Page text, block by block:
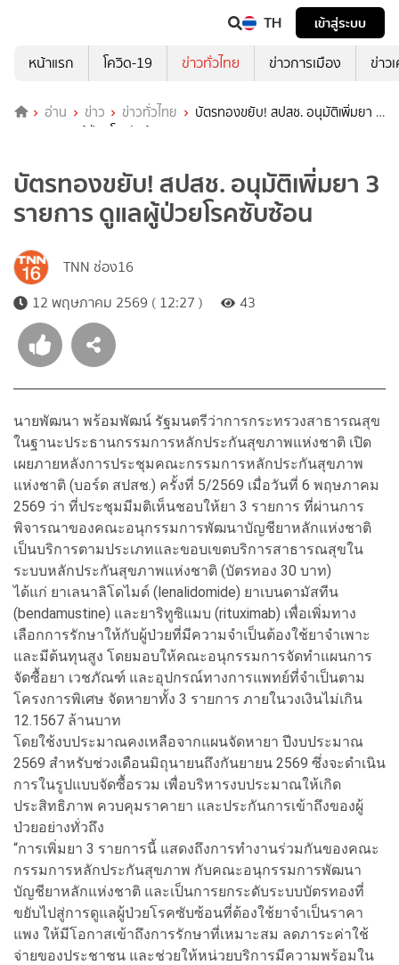
TH
เข้าสู่ระบบ
หน้าแรก
โควิด-19 ข่าวทั่วไทย ข่าวการเมือง ข่าว
อ่าน ข่าว ข่าวทั่วไทย
บัตรทองขยับ! สปสช. อนุมัติเพิ่มยา 3
รายการ ดูแลผู้ป่วยโรคซับซ้อน
บัตรทองขยับ! สปสช. อนุมัติเพิ่มยา 3
รายการ ดูแลผู้ป่วยโรคซับซ้อน
TNN ช่อง16
12 พฤษภาคม 2569 ( 12:27 )
43
นายพัฒนา พร้อมพัฒน์ รัฐมนตรีว่าการกระทรวงสาธารณสุข
ในฐานะประธานกรรมการหลักประกันสุขภาพแห่งชาติ เปิด
เผยภายหลังการประชุมคณะกรรมการหลักประกันสุขภาพ
แห่งชาติ (บอร์ด สปสช.) ครั้งที่ 5/2569 เมื่อวันที่ 6 พฤษภาคม
2569 ว่า ที่ประชุมมีมติเห็นชอบให้ยา 3 รายการ ที่ผ่านการ
พิจารณาของคณะอนุกรรมการพัฒนาบัญชียาหลักแห่งชาติ
เป็นบริการตามประเภทและขอบเขตบริการสาธารณสุขใน
ระบบหลักประกันสุขภาพแห่งชาติ (บัตรทอง 30 บาท)
ได้แก่ ยาเลนาลิโดไมด์ (lenalidomide) ยาเบนดามัสทีน
(bendamustine) และยาริทูซิแมบ (rituximab) เพื่อเพิ่มทาง
เลือกการรักษาให้กับผู้ป่วยที่มีความจำเป็นต้องใช้ยาจำเพาะ
และมีต้นทุนสูง โดยมอบให้คณะอนุกรรมการจัดทำแผนการ
จัดซื้อยา เวชภัณฑ์ และอุปกรณ์ทางการแพทย์ที่จำเป็นตาม
โครงการพิเศษ จัดหายาทั้ง 3 รายการ ภายในวงเงินไม่เกิน
12.1567 ล้านบาท
โดยใช้งบประมาณคงเหลือจากแผนจัดหายา ปีงบประมาณ
2569 สำหรับช่วงเดือนมิถุนายนถึงกันยายน 2569 ซึ่งจะดำเนิน
การในรูปแบบจัดซื้อรวม เพื่อบริหารงบประมาณให้เกิด
ประสิทธิภาพ ควบคุมราคายา และประกันการเข้าถึงของผู้
ป่วยอย่างทั่วถึง
“การเพิ่มยา 3 รายการนี้ แสดงถึงการทำงานร่วมกันของคณะ
กรรมการหลักประกันสุขภาพ กับคณะอนุกรรมการพัฒนา
บัญชียาหลักแห่งชาติ และเป็นการยกระดับระบบบัตรทองที่
ขยับไปสู่การดูแลผู้ป่วยโรคซับซ้อนที่ต้องใช้ยาจำเป็นราคา
แพง ให้มีโอกาสเข้าถึงการรักษาที่เหมาะสม ลดภาระค่าใช้
จ่ายของประชาชน และช่วยให้หน่วยบริการมีความพร้อมใน